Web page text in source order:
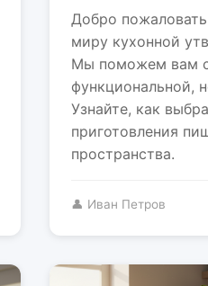
Добро
миру кухонной
Мы поможем вам
функциональной,
Узнайте, как
приготовления
пространства.
👤 Иван Петров